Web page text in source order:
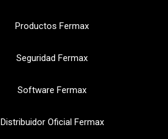
Productos Fermax
Seguridad Fermax
Software Fermax
Distribuidor Oficial Fermax